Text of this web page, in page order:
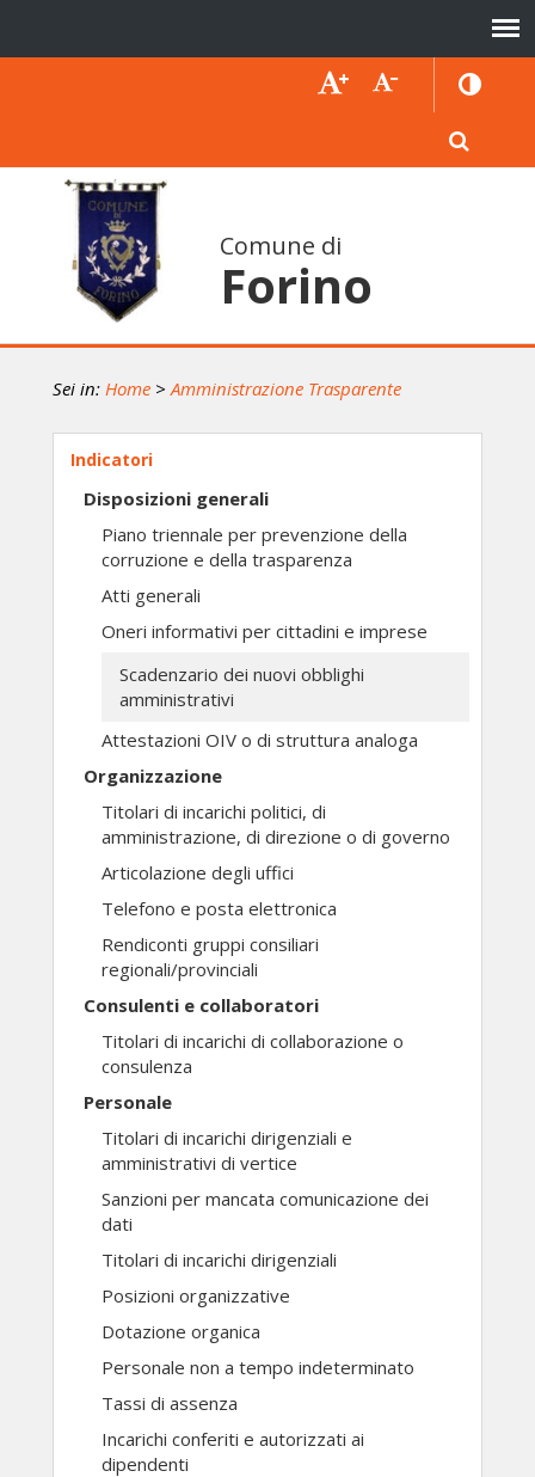
Comune di
Forino
Sei in: Home >Amministrazione Trasparente
Indicatori
Disposizioni generali
Piano triennale per prevenzione della
corruzione e della trasparenza
Atti generali
Oneri informativi per cittadini e imprese
Scadenzario dei nuovi obblighi
amministrativi
Attestazioni OIV o di struttura analoga
Organizzazione
Titolari di incarichi politici, di
amministrazione, di direzione o di governo
Articolazione degli uffici
Telefono e posta elettronica
Rendiconti gruppi consiliari
regionali/provinciali
Consulenti e collaboratori
Titolari di incarichi di collaborazione o
consulenza
Personale
Titolari di incarichi dirigenziali e
amministrativi di vertice
Sanzioni per mancata comunicazione dei
dati
Titolari di incarichi dirigenziali
Posizioni organizzative
Dotazione organica
Personale non a tempo indeterminato
Tassi di assenza
Incarichi conferiti e autorizzati ai
dipendenti